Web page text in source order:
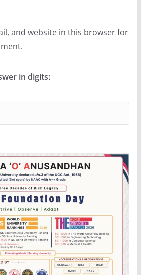
and website in this browser for
in digits: